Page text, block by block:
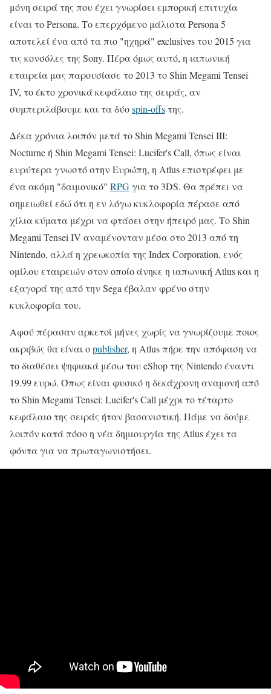
μόνη σειρά της που έχει γνωρίσει εμπορική επιτυχία
είναι το Persona. Το επερχόμενο μάλιστα Persona 5
αποτελεί ένα από τα πιο "ηχηρά" exclusives του 2015 για
τις κονσόλες της Sony. Πέρα όμως αυτό, η ιαπωνική
εταιρεία μας παρουσίασε το 2013 το Shin Megami Tensei
IV, το έκτο χρονικά κεφάλαιο της σειράς, αν
συμπεριλάβουμε και τα δύοspin-offsτης.
Δέκα χρόνια λοιπόν μετά το Shin Megami Tensei III:
Nocturne ή Shin Megami Tensei: Lucifer's Call, όπως είναι
ευρύτερα γνωστό στην Ευρώπη, η Atlus επιστρέφει με
ένα ακόμη "δαιμονικό" RPGγια το 3DS. Θα πρέπει να
σημειωθεί εδώ ότι η εν λόγω κυκλοφορία πέρασε από
χίλια κύματα μέχρι να φτάσει στην ήπειρό μας. Το Shin
Megami Tensei IV αναμένονταν μέσα στο 2013 από τη
Nintendo, αλλά η χρεωκοπία της Index Corporation, ενός
ομίλου εταιρειών στον οποίο άνηκε η ιαπωνική Atlus και η
εξαγορά της από την Sega έβαλαν φρένο στην
κυκλοφορία του.
Αφού πέρασαν αρκετοί μήνες χωρίς να γνωρίζουμε ποιος
ακριβώς θα είναι οpublisher, η Atlus πήρε την απόφαση να
το διαθέσει ψηφιακά μέσω του eShop της Nintendo έναντι
19.99 ευρώ. Όπως είναι φυσικό η δεκάχρονη αναμονή από
το Shin Megami Tensei: Lucifer's Call μέχρι το τέταρτο
κεφάλαιο της σειράς ήταν βασανιστική. Πάμε να δούμε
λοιπόν κατά πόσο η νέα δημιουργία της Atlus έχει τα
φόντα για να πρωταγωνιστήσει.